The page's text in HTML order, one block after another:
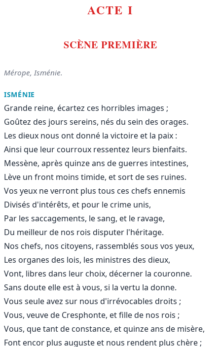
ACTE I
SCÈNE PREMIÈRE
Mérope, Isménie.
ISMÉNIE
Grande reine, écartez ces horribles images ;
Goûtez des jours sereins, nés du sein des orages.
Les dieux nous ont donné la victoire et la paix :
Ainsi que leur courroux ressentez leurs bienfaits.
Messène, après quinze ans de guerres intestines,
Lève un front moins timide, et sort de ses ruines.
Vos yeux ne verront plus tous ces chefs ennemis
Divisés d'intérêts, et pour le crime unis,
Par les saccagements, le sang, et le ravage,
Du meilleur de nos rois disputer l'héritage.
Nos chefs, nos citoyens, rassemblés sous vos yeux,
Les organes des lois, les ministres des dieux,
Vont, libres dans leur choix, décerner la couronne.
Sans doute elle est à vous, si la vertu la donne.
Vous seule avez sur nous d'irrévocables droits ;
Vous, veuve de Cresphonte, et fille de nos rois ;
Vous, que tant de constance, et quinze ans de misère,
Font encor plus auguste et nous rendent plus chère ;